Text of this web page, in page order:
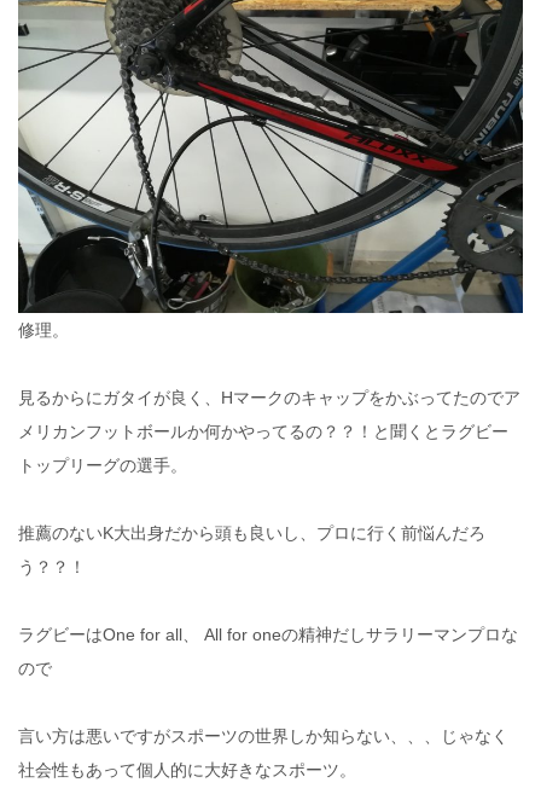
修理。
見るからにガタイが良く、Hマークのキャップをかぶってたのでア
メリカンフットボールか何かやってるの？？！と聞くとラグビー
トップリーグの選手。
推薦のないK大出身だから頭も良いし、プロに行く前悩んだろ
う？？！
ラグビーはOne for all、 All for oneの精神だしサラリーマンプロな
ので
言い方は悪いですがスポーツの世界しか知らない、、、じゃなく
社会性もあって個人的に大好きなスポーツ。